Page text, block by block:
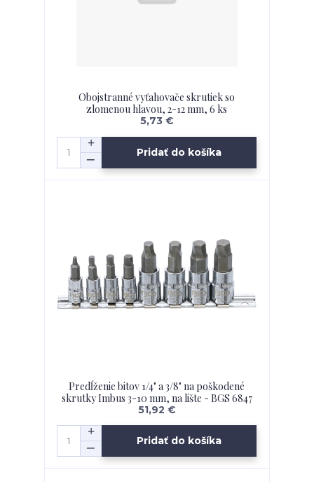
Obojstranné vyťahovače skrutiek so
zlomenou hlavou, 2-12 mm, 6 ks
5,73 €
Pridať do košíka
Predĺženie bitov 1/4" a 3/8" na poškodené
skrutky Imbus 3-10 mm, na lište - BGS 6847
51,92 €
Pridať do košíka